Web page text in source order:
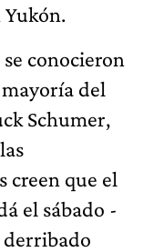
conocieron
del
Schumer,
creen que el
el sábado -